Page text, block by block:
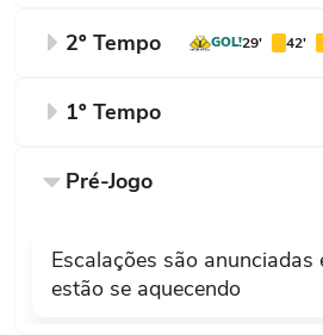
2º Tempo GOL!29' 42'
51'
Fim do segundo tempo,
Goianiense 0, Criciúma 1.
Federico Martínez
1º Tempo
48'
Fim do primeiro tempo,
Goianiense 0, Criciúma 0.
Falta cometida por
Pré-Jogo
Escalações são anunciadas
estão se aquecendo